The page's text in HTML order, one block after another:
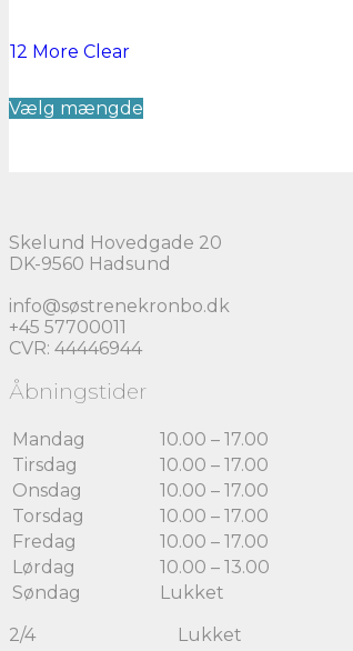
12 More Clear
Vælg mængde
vælges
på
Skelund Hovedgade 20
DK-9560 Hadsund
info@søstrenekronbo.dk
+45 57700011
CVR: 44446944
Åbningstider
Mandag
10.00 – 17.00
Tirsdag
10.00 – 17.00
Onsdag
10.00 – 17.00
Torsdag
10.00 – 17.00
Fredag
10.00 – 17.00
Lørdag
10.00 – 13.00
Søndag
Lukket
2/4 Lukket